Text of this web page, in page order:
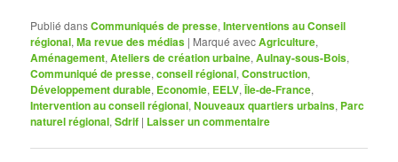
Publié dansCommuniqués de presse,Interventions au Conseil
régional,Ma revue des médias | Marqué avecAgriculture,
Aménagement,Ateliers de création urbaine,Aulnay-sous-Bois,
Communiqué de presse,conseil régional,Construction,
Développement durable, Economie, EELV,Île-de-France,
Intervention au conseil régional,Nouveaux quartiers urbains, Parc
naturel régional,Sdrif | Laisser un commentaire